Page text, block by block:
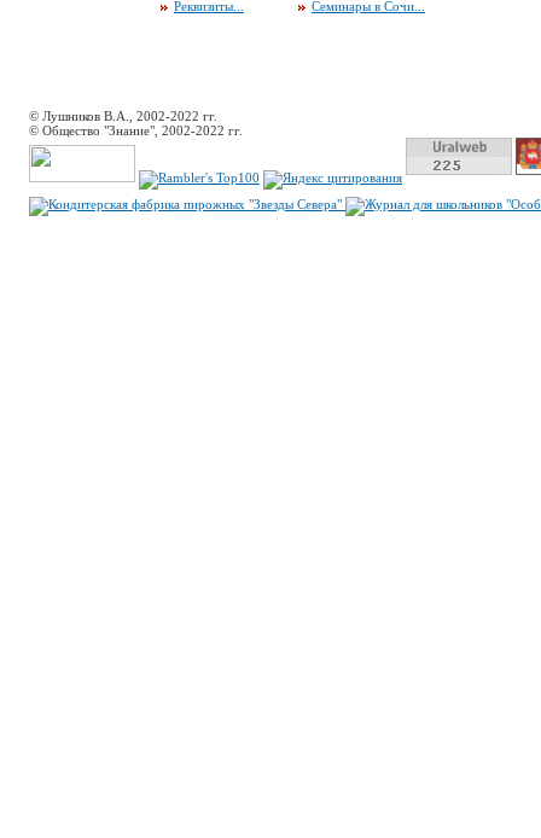
Реквизиты...
Семинары в Сочи...
© Лушников В.А., 2002-2022 гг.
© Общество "Знание", 2002-2022 гг.